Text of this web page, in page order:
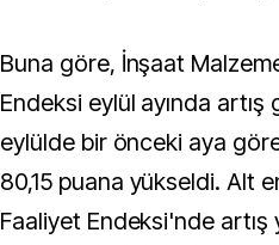
Buna göre, İnşaat
Endeksi eylül ayında
eylülde bir önceki aya
80,15 puana yükseldi. Alt
Faaliyet Endeksi'nde artış